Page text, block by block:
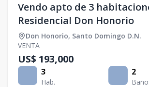
Vendo apto de 3
Residencial Don Honorio
Don Honorio, Santo Domingo D.N.
VENTA
US$ 193,000
3
Hab.
2